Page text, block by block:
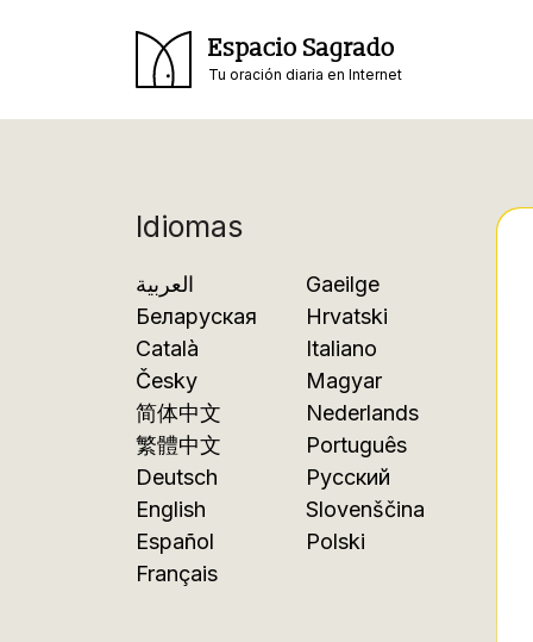
Espacio Sagrado
Tu oración diaria en Internet
Idiomas
العربية
Беларуская
Català
Česky
简体中文
繁體中文
Deutsch
English
Español
Français
Gaeilge
Hrvatski
Italiano
Magyar
Nederlands
Português
Русский
Slovenščina
Polski